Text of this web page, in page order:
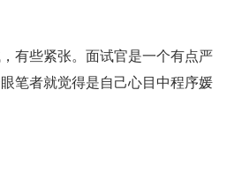
有些紧张。面试官是一个有点严
笔者就觉得是自己心目中程序媛